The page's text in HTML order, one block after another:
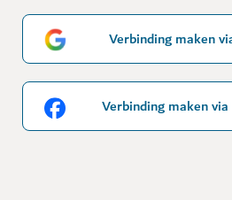
Verbinding maken
Verbinding maken via